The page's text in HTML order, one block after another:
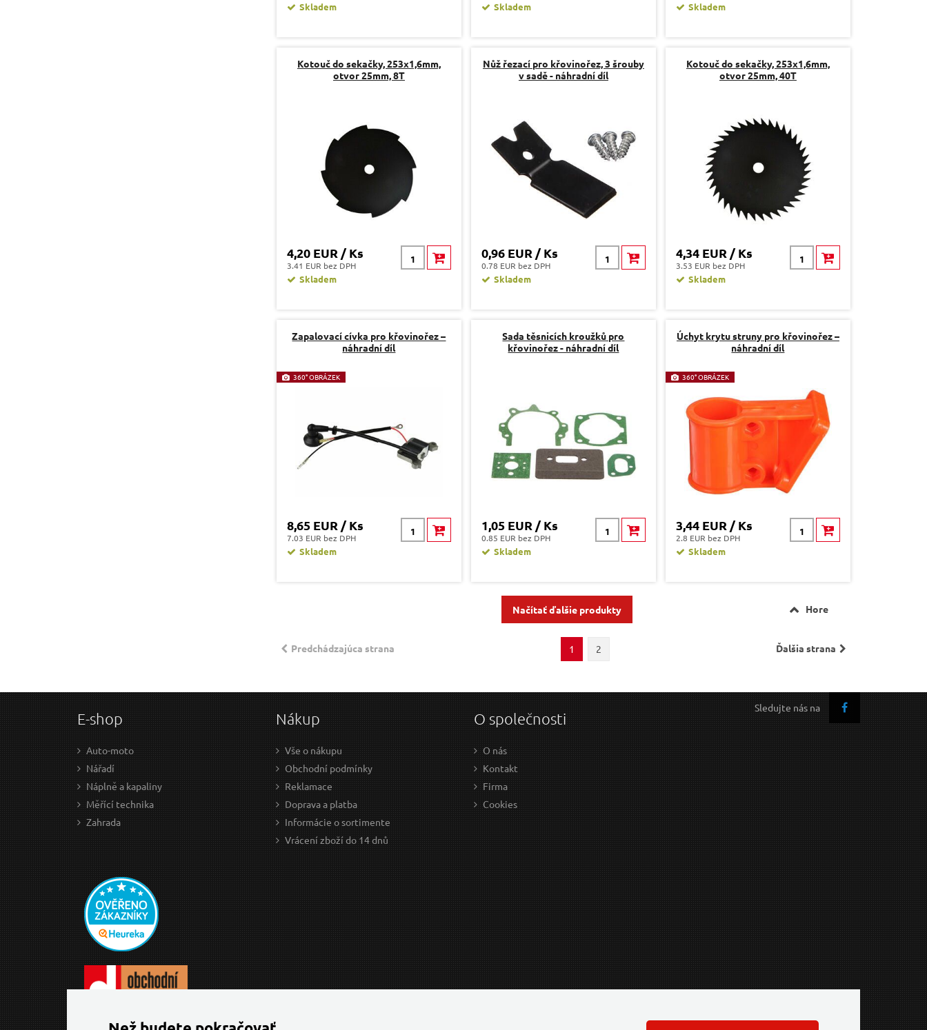
Skladem Skladem Skladem
Kotouč do sekačky, 253x1,6mm,
otvor 25mm, 8T
4,20 EUR / Ks
3.41 EUR bez DPH
Skladem
Nůž řezací pro křovinořez, 3 šrouby
v sadě - náhradní díl
0,96 EUR / Ks
0.78 EUR bez DPH
Skladem
Kotouč do sekačky, 253x1,6mm,
otvor 25mm, 40T
4,34 EUR / Ks
3.53 EUR bez DPH
Skladem
Zapalovací cívka pro křovinořez –
náhradní díl
360° OBRÁZEK
8,65 EUR / Ks
7.03 EUR bez DPH
Skladem
Sada těsnicích kroužků pro
křovinořez - náhradní díl
1,05 EUR / Ks
0.85 EUR bez DPH
Skladem
Úchyt krytu struny pro křovinořez –
náhradní díl
360° OBRÁZEK
3,44 EUR / Ks
2.8 EUR bez DPH
Skladem
Načítať ďalšie produkty Hore
Predchádzajúca strana Ďalšia strana
1 2
Sledujte nás na
E-shop
Auto-moto
Nářadí
Náplně a kapaliny
Měřící technika
Zahrada
Nákup
Vše o nákupu
Obchodní podmínky
Reklamace
Doprava a platba
Informácie o sortimente
Vrácení zboží do 14 dnů
O společnosti
O nás
Kontakt
Firma
Cookies